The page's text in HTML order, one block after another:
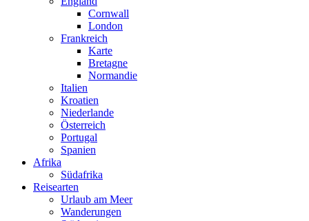
Cornwall
London
Frankreich
Karte
Bretagne
Normandie
Italien
Kroatien
Niederlande
Österreich
Portugal
Spanien
Afrika
Südafrika
Reisearten
Urlaub am Meer
Wanderungen